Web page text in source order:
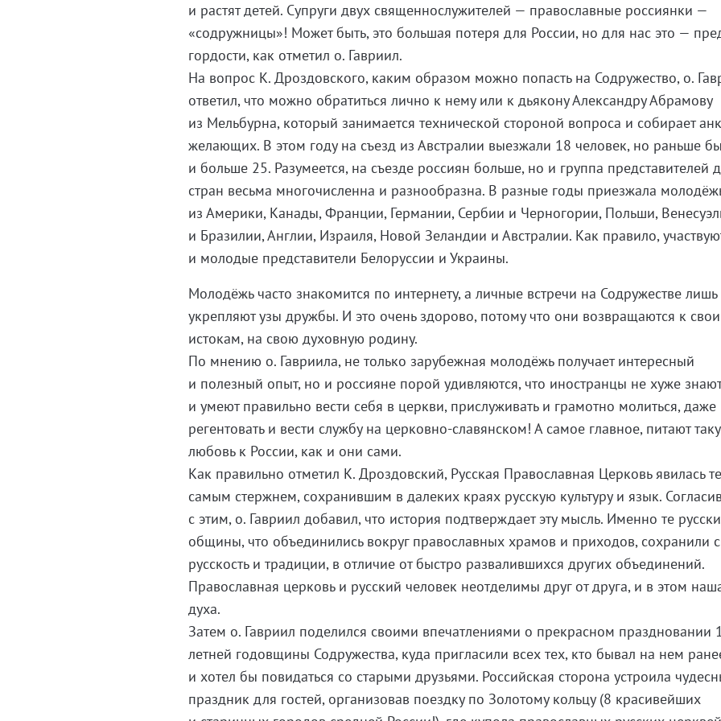
и растят детей. Супруги двух священнослужителей — православные россиянки —
«содружницы»! Может быть, это большая потеря для России, но для нас это —
гордости, как отметил о. Гавриил.
На вопрос К. Дроздовского, каким образом можно попасть на Содружество, о.
ответил, что можно обратиться лично к нему или к дьякону Александру Абрамову
из Мельбурна, который занимается технической стороной вопроса и собирает
желающих. В этом году на съезд из Австралии выезжали 18 человек, но раньше
и больше 25. Разумеется, на съезде россиян больше, но и группа представителей
стран весьма многочисленна и разнообразна. В разные годы приезжала
из Америки, Канады, Франции, Германии, Сербии и Черногории, Польши,
и Бразилии, Англии, Израиля, Новой Зеландии и Австралии. Как правило,
и молодые представители Белоруссии и Украины.
Молодёжь часто знакомится по интернету, а личные встречи на Содружестве лишь
укрепляют узы дружбы. И это очень здорово, потому что они возвращаются к
истокам, на свою духовную родину.
По мнению о. Гавриила, не только зарубежная молодёжь получает интересный
и полезный опыт, но и россияне порой удивляются, что иностранцы не хуже
и умеют правильно вести себя в церкви, прислуживать и грамотно молиться, даже
регентовать и вести службу на церковно-славянском! А самое главное, питают
любовь к России, как и они сами.
Как правильно отметил К. Дроздовский, Русская Православная Церковь явилась
самым стержнем, сохранившим в далеких краях русскую культуру и язык.
с этим, о. Гавриил добавил, что история подтверждает эту мысль. Именно те
общины, что объединились вокруг православных храмов и приходов, сохранили
русскость и традиции, в отличие от быстро развалившихся других объединений.
Православная церковь и русский человек неотделимы друг от друга, и в этом
духа.
Затем о. Гавриил поделился своими впечатлениями о прекрасном праздновании
летней годовщины Содружества, куда пригласили всех тех, кто бывал на нем
и хотел бы повидаться со старыми друзьями. Российская сторона устроила
праздник для гостей, организовав поездку по Золотому кольцу (8 красивейших